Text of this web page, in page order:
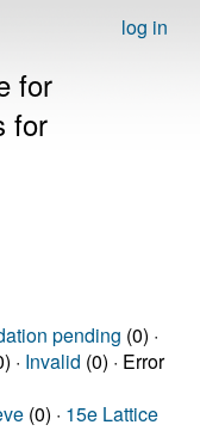
log in
for
for
pending (0) ·
· Invalid (0) · Error
(0) · 15e Lattice